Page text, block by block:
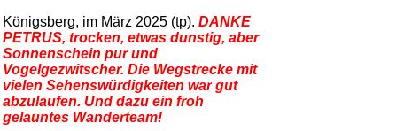
Königsberg, im März 2025 (tp).DANKE
PETRUS, trocken, etwas dunstig, aber
Sonnenschein pur und
Vogelgezwitscher. Die Wegstreckemit
vielen Sehenswürdigkeiten war gut
abzulaufen. Und dazu ein froh
gelauntes Wanderteam!